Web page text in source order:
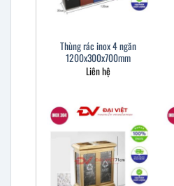
Thùng rác inox 4 ngăn
1200x300x700mm
Liên hệ